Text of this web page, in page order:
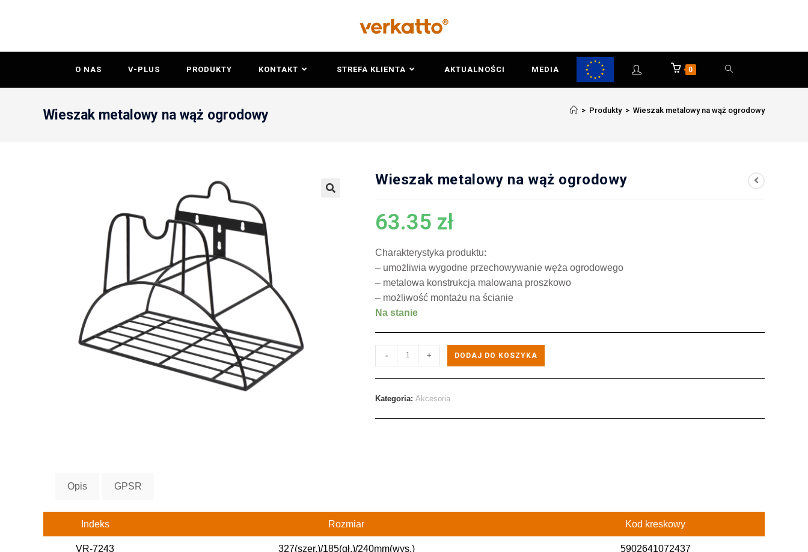
O NAS V-PLUS PRODUKTY KONTAKT STREFA KLIENTA AKTUALNOŚCI MEDIA 0
Wieszak metalowy na wąż ogrodowy > Produkty > Wieszak metalowy na wąż ogrodowy
Wieszak metalowy na wąż ogrodowy
63.35 zł
Charakterystyka produktu:
– umożliwia wygodne przechowywanie węża ogrodowego
– metalowa konstrukcja malowana proszkowo
– możliwość montażu na ścianie
Na stanie
- + DODAJ DO KOSZYKA
Kategoria: Akcesoria
Opis GPSR
Indeks Rozmiar Kod kreskowy
VR-7243 327(szer.)/185(gł.)/240mm(wys.) 5902641072437